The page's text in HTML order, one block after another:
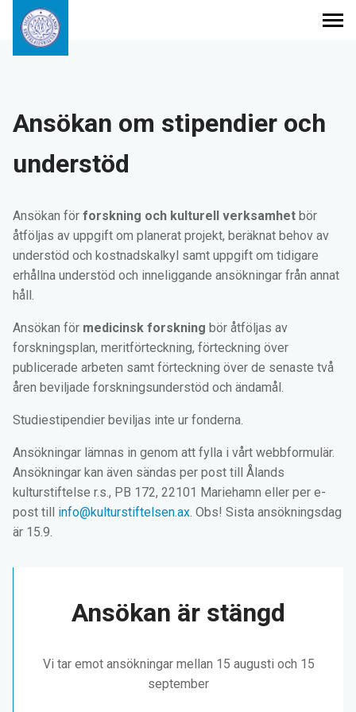
Kulturpris
Om stiftelsen
Sök
efter:
Ansökan om stipendier och
understöd
Ansökan för forskning och kulturell verksamhet bör
åtföljas av uppgift om planerat projekt, beräknat behov av
understöd och kostnadskalkyl samt uppgift om tidigare
erhållna understöd och inneliggande ansökningar från annat
håll.
Ansökan för medicinsk forskning bör åtföljas av
forskningsplan, meritförteckning, förteckning över
publicerade arbeten samt förteckning över de senaste två
åren beviljade forskningsunderstöd och ändamål.
Studiestipendier beviljas inte ur fonderna.
Ansökningar lämnas in genom att fylla i vårt webbformulär.
Ansökningar kan även sändas per post till Ålands
kulturstiftelse r.s., PB 172, 22101 Mariehamn eller per e-
post till info@kulturstiftelsen.ax . Obs! Sista ansökningsdag
är 15.9.
Ansökan är stängd
Vi tar emot ansökningar mellan 15 augusti och 15
september